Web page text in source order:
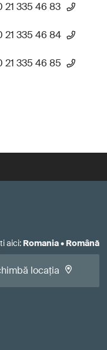
21 335 46 83
21 335 46 84
21 335 46 85
aici: Romania• Română
locația